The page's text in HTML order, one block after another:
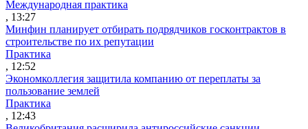
Международная практика
, 13:27
Минфин планирует отбирать подрядчиков госконтрактов в
строительстве по их репутации
Практика
, 12:52
Экономколлегия защитила компанию от переплаты за
пользование землей
Практика
, 12:43